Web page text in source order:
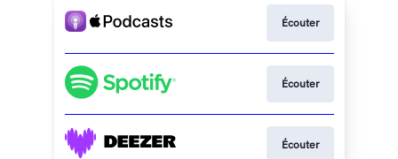
Écouter
Écouter
Écouter